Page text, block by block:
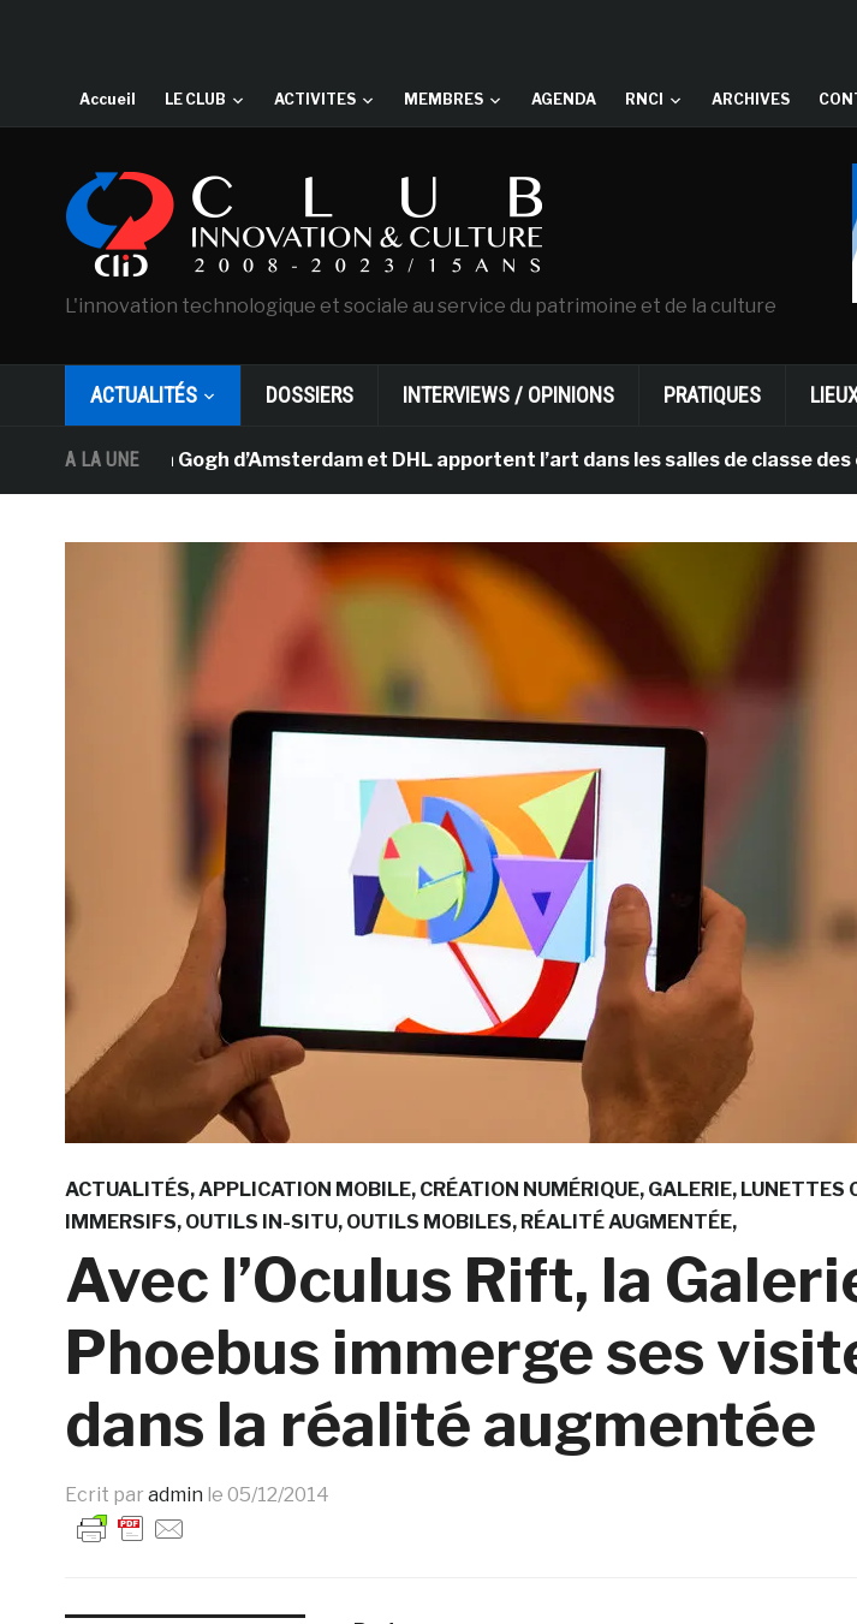
Accueil LE CLUB ACTIVITES MEMBRES AGENDA RNCI ARCHIVES
L'innovation technologique et sociale au service du patrimoine et de la culture
ACTUALITÉS DOSSIERS INTERVIEWS / OPINIONS PRATIQUES
A LA UNE
Van Gogh d’Amsterdam et DHL apportent l’art dans les salles de classe des écoles
ACTUALITÉS APPLICATION MOBILE CRÉATION NUMÉRIQUE GALERIE LUNETTES
IMMERSIFS OUTILS IN-SITU OUTILS MOBILES RÉALITÉ AUGMENTÉE
Avec l’Oculus Rift, la
Phoebus immerge ses
dans la réalité augmentée
Ecrit par admin le 05/12/2014